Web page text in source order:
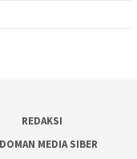
REDAKSI
MEDIA SIBER